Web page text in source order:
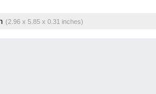
(2.96 x 5.85 x 0.31 inches)